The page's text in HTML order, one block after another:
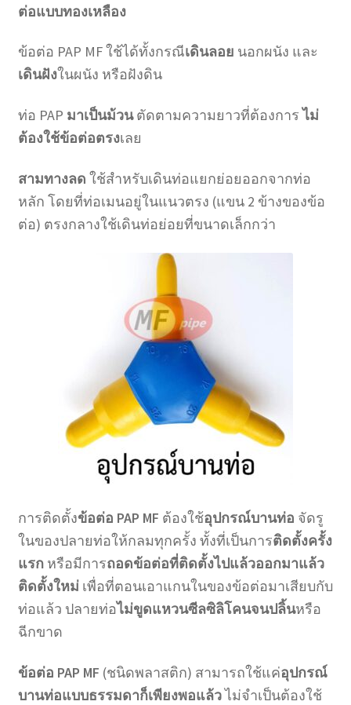
ต่อแบบทองเหลือง
ข้อต่อ PAP MF ใช้ได้ทั้งกรณีเดินลอย นอกผนัง และ
เดินฝังในผนัง หรือฝังดิน
ท่อ PAP มาเป็นม้วนตัดตามความยาวที่ต้องการไม่
ต้องใช้ข้อต่อตรงเลย
สามทางลด ใช้สำหรับเดินท่อแยกย่อยออกจากท่อ
หลัก โดยที่ท่อเมนอยู่ในแนวตรง (แขน 2 ข้างของข้อ
ต่อ) ตรงกลางใช้เดินท่อย่อยที่ขนาดเล็กกว่า
การติดตั้งข้อต่อ PAP MF ต้องใช้อุปกรณ์บานท่อ จัดรู
ในของปลายท่อให้กลมทุกครั้ง ทั้งที่เป็นการติดตั้งครั้ง
แรกหรือมีการถอดข้อต่อที่ติดตั้งไปแล้วออกมาแล้ว
ติดตั้งใหม่เพื่อที่ตอนเอาแกนในของข้อต่อมาเสียบกับ
ท่อแล้ว ปลายท่อไม่ขูดแหวนซีลซิลิโคนจนปลิ้นหรือ
ฉีกขาด
ข้อต่อ PAP MF (ชนิดพลาสติก) สามารถใช้แค่อุปกรณ์
บานท่อแบบธรรมดาก็เพียงพอแล้วไม่จำเป็นต้องใช้